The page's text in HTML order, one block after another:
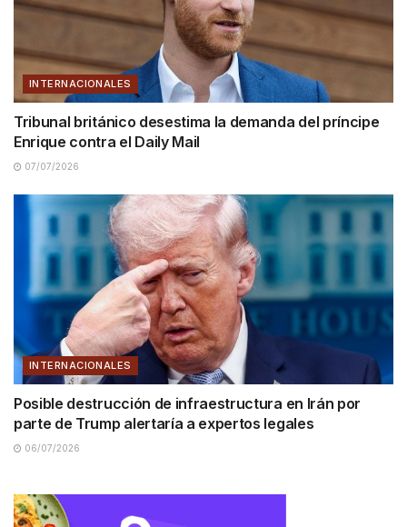
INTERNACIONALES
Tribunal británico desestima la demanda del príncipe
Enrique contra el Daily Mail
07/07/2026
INTERNACIONALES
Posible destrucción de infraestructura en Irán por
parte de Trump alertaría a expertos legales
06/07/2026